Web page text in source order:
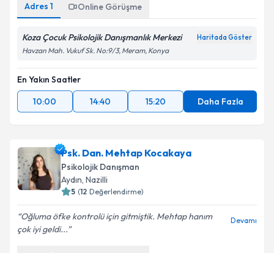
Adres 1 Online Görüşme
Koza Çocuk Psikolojik Danışmanlık Merkezi Haritada Göster
Havzan Mah. Vukuf Sk. No:9/3, Meram, Konya
En Yakın Saatler
10:00
14:40 15:20 Daha Fazla
Psk. Dan. Mehtap Kocakaya
Psikolojik Danışman
Aydın, Nazilli
5 (12 Değerlendirme)
Oğluma öfke kontrolü için gitmiştik. Mehtap hanım
çok iyi geldi...
Devamı